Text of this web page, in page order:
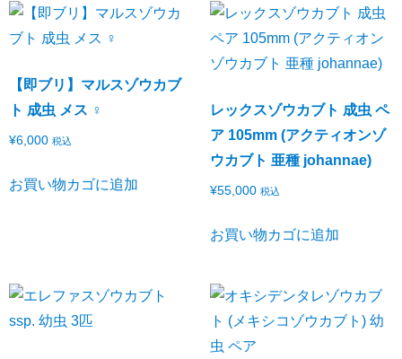
【即ブリ】マルスゾウカブ
ト 成虫 メス ♀
¥6,000 税込
お買い物カゴに追加
レックスゾウカブト 成虫 ペ
ア 105mm (アクティオンゾ
ウカブト 亜種 johannae)
¥55,000 税込
お買い物カゴに追加